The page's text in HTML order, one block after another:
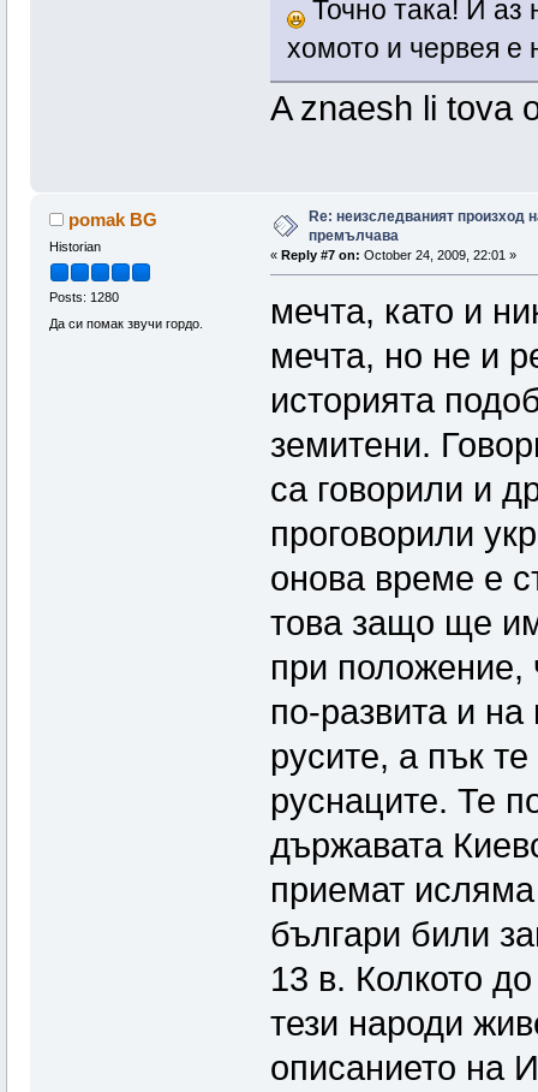
Точно така! И аз
хомото и червея е
A znaesh li tova
pomak BG
Historian
Posts: 1280
Да си помак звучи гордо.
Re: неизследваният произход
премълчава
« Reply #7 on: October 24, 2009, 22:01 »
мечта, като и
мечта, но не и
историята
земитени.
са говорили и
проговорили
онова време е
това защо ще
при положение,
по-развита и на
русите, а пък
руснаците. Те
държавата
приемат
българи били
13 в. Колкото
тези народи
описанието на